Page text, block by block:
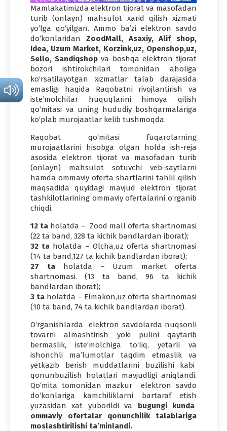
Mamlakatimizda elektron tijorat va masofadan
turib (onlayn) mahsulot xarid qilish xizmati
yo‘lga qo‘yilgan. Ammo ba’zi elektron savdo
do‘konlaridan ZoodMall, Asaxiy, Alif shop,
Idea, Uzum Market, Korzink,uz, Openshop,uz,
Sello, Sandiqshop va boshqa elektron tijorat
bozori ishtirokchilari tomonidan aholiga
ko‘rsatilayotgan xizmatlar talab darajasida
emasligi haqida Raqobatni rivojlantirish va
iste’molchilar huquqlarini himoya qilish
qo‘mitasi va uning hududiy boshqarmalariga
ko‘plab murojaatlar kelib tushmoqda.
Raqobat qo‘mitasi fuqarolarning
murojaatlarini hisobga olgan holda ish-reja
asosida elektron tijorat va masofadan turib
(onlayn) mahsulot sotuvchi veb-saytlarni
hamda ommaviy oferta shartlarini tahlil qilish
maqsadida quyidagi mavjud elektron tijorat
tashkilotlarining ommaviy ofertalarini o‘rganib
chiqdi.
12 ta holatda – Zood mall oferta shartnomasi
(22 ta band, 328 ta kichik bandlardan iborat);
32 ta holatda – Olcha,uz oferta shartnomasi
(14 ta band,127 ta kichik bandlardan iborat);
27 taholatda – Uzum market oferta
shartnomasi. (13 ta band, 96 ta kichik
bandlardan iborat);
3 ta holatda – Elmakon,uz oferta shartnomasi
(10 ta band, 74 ta kichik bandlardan iborat).
O‘rganishlarda elektron savdolarda nuqsonli
tovarni almashtirish yoki pulini qaytarib
bermaslik, iste’molchiga to‘liq, yetarli va
ishonchli ma’lumotlar taqdim etmaslik va
yetkazib berish muddatlarini buzilishi kabi
qonunbuzilish holatlari mavjudligi aniqlandi.
Qo‘mita tomonidan mazkur elektron savdo
do‘konlariga kamchiliklarni bartaraf etish
yuzasidan xat yuborildi va bugungi kunda
ommaviy ofertalar qonunchilik talablariga
moslashtirilishi ta’minlandi.